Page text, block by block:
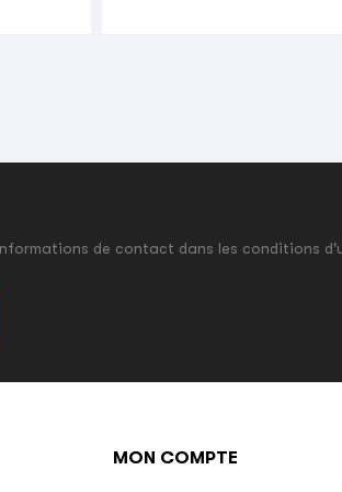
de contact dans les conditions
MON COMPTE